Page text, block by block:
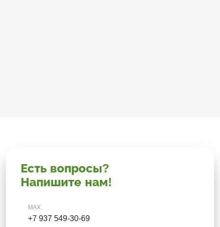
Есть вопросы?
Напишите нам!
MAX
+7 937 549-30-69